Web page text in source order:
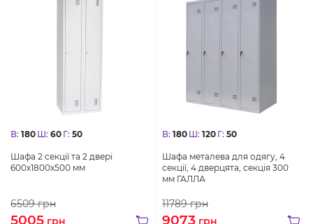
В: 180 Ш: 60 Г: 50
Шафа 2 секції та 2 двері
600х1800х500 мм
6509грн
5005 грн
В: 180 Ш: 120 Г: 50
Шафа металева для одягу, 4
секції, 4 дверцята, секція 300
мм ГАЛЛА
11789грн
9073 грн